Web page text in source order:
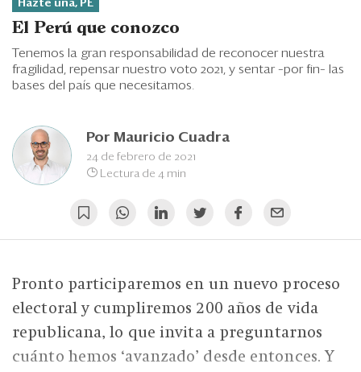
Blogs
Ranking CEO
Hazte una, PE
El Perú que conozco
Tenemos la gran responsabilidad de reconocer nuestra
fragilidad, repensar nuestro voto 2021, y sentar –por fin– las
bases del país que necesitamos.
Por Mauricio Cuadra
24 de febrero de 2021
Lectura de 4 min
Pronto participaremos en un nuevo proceso
electoral y cumpliremos 200 años de vida
republicana, lo que invita a preguntarnos
cuánto hemos ‘avanzado’ desde entonces. Y